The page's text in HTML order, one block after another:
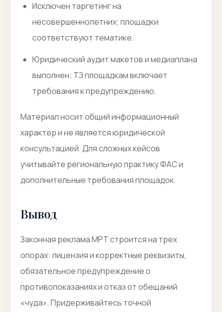
Исключен таргетинг на
несовершеннолетних; площадки
соответствуют тематике.
Юридический аудит макетов и медиаплана
выполнен; ТЗ площадкам включает
требования к предупреждению.
Материал носит общий информационный
характер и не является юридической
консультацией. Для сложных кейсов
учитывайте региональную практику ФАС и
дополнительные требования площадок.
Вывод
Законная реклама МРТ строится на трех
опорах: лицензия и корректные реквизиты,
обязательное предупреждение о
противопоказаниях и отказ от обещаний
«чуда». Придерживайтесь точной